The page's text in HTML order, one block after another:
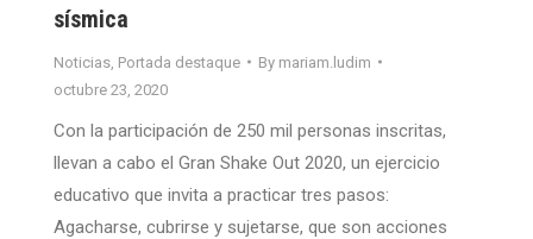
sísmica
Noticias Portada destaque By mariam.ludim
octubre 23, 2020
Con la participación de 250 mil personas inscritas,
llevan a cabo el Gran Shake Out 2020, un ejercicio
educativo que invita a practicar tres pasos:
Agacharse, cubrirse y sujetarse, que son acciones